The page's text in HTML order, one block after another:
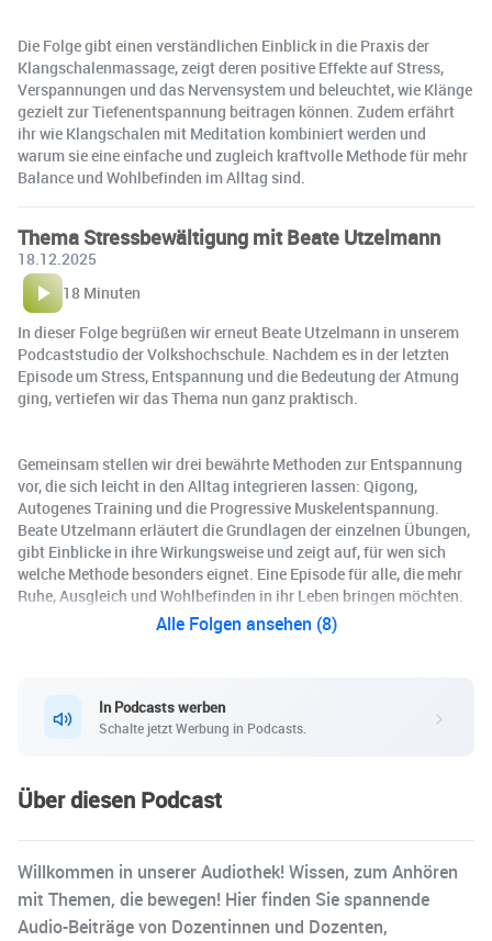
Die Folge gibt einen verständlichen Einblick in die Praxis der
Klangschalenmassage, zeigt deren positive Effekte auf Stress,
Verspannungen und das Nervensystem und beleuchtet, wie Klänge
gezielt zur Tiefenentspannung beitragen können. Zudem erfährt
ihr wie Klangschalen mit Meditation kombiniert werden und
warum sie eine einfache und zugleich kraftvolle Methode für mehr
Balance und Wohlbefinden im Alltag sind.
Thema Stressbewältigung mit Beate Utzelmann
18.12.2025
18 Minuten
In dieser Folge begrüßen wir erneut Beate Utzelmann in unserem
Podcaststudio der Volkshochschule. Nachdem es in der letzten
Episode um Stress, Entspannung und die Bedeutung der Atmung
ging, vertiefen wir das Thema nun ganz praktisch.
Gemeinsam stellen wir drei bewährte Methoden zur Entspannung
vor, die sich leicht in den Alltag integrieren lassen: Qigong,
Autogenes Training und die Progressive Muskelentspannung.
Beate Utzelmann erläutert die Grundlagen der einzelnen Übungen,
gibt Einblicke in ihre Wirkungsweise und zeigt auf, für wen sich
welche Methode besonders eignet. Eine Episode für alle, die mehr
Ruhe, Ausgleich und Wohlbefinden in ihr Leben bringen möchten.
Alle Folgen ansehen (8)
In Podcasts werben
Schalte jetzt Werbung in Podcasts.
Über diesen Podcast
Willkommen in unserer Audiothek! Wissen, zum Anhören
mit Themen, die bewegen! Hier finden Sie spannende
Audio-Beiträge von Dozentinnen und Dozenten,